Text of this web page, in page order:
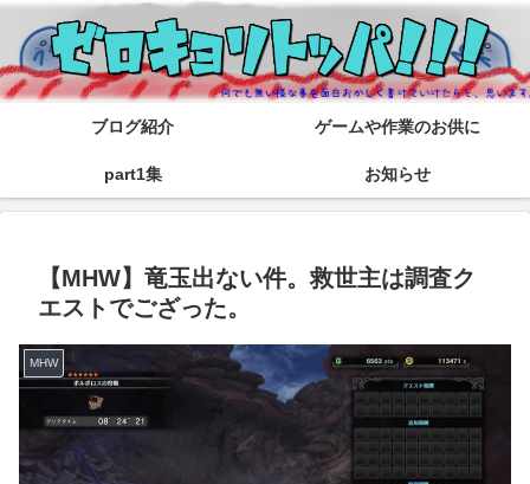
ブログ紹介 ゲームや作業のお供に
part1集 お知らせ
【MHW】竜玉出ない件。救世主は調査ク
エストでござった。
MHW